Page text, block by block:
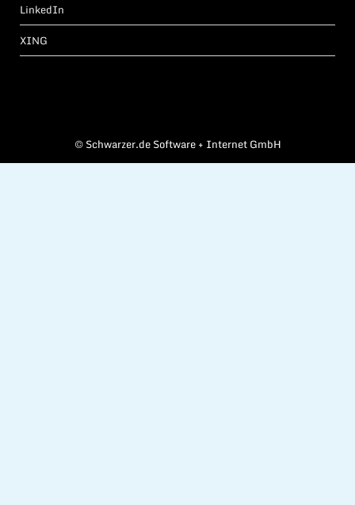
LinkedIn
XING
©Schwarzer.de Software + Internet GmbH